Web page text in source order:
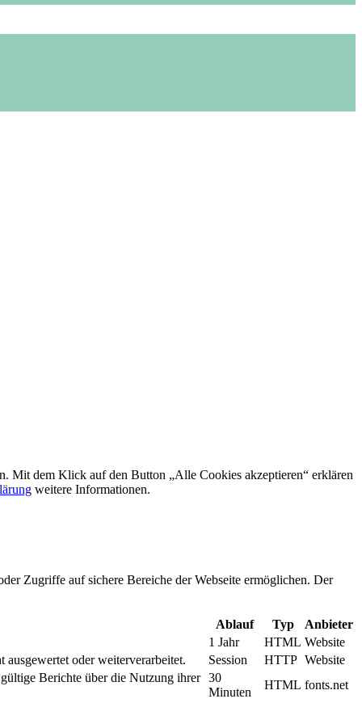
Mit dem Klick auf den Button „Alle Cookies akzeptieren“ erklären
weitere Informationen.
Zugriffe auf sichere Bereiche der Webseite ermöglichen. Der
Ablauf Typ
Anbieter
1 Jahr HTML Website
oder weiterverarbeitet. Session HTTP Website
Berichte über die Nutzung ihrer 30
Minuten
HTML fonts.net